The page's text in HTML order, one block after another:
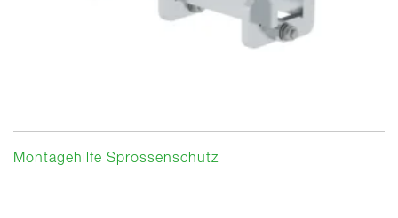
Montagehilfe Sprossenschutz